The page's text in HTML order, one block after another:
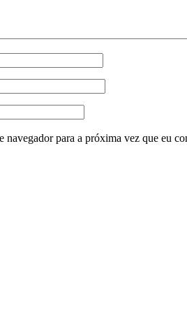
navegador para a próxima vez que eu